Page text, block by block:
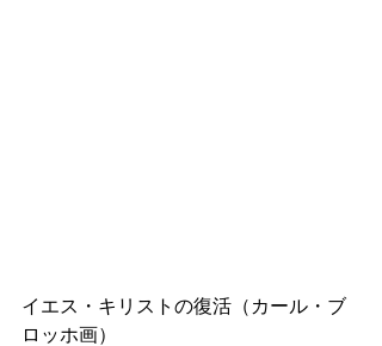
イエス・キリストの復活（カール・ブ
ロッホ画）